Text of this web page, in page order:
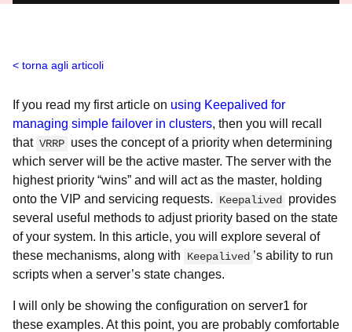
torna agli articoli
If you read my first article on using Keepalived for
managing simple failover in clusters, then you will recall
that VRRP uses the concept of a priority when determining
which server will be the active master. The server with the
highest priority “wins” and will act as the master, holding
onto the VIP and servicing requests.
Keepalived
provides
several useful methods to adjust priority based on the state
of your system. In this article, you will explore several of
these mechanisms, along with
Keepalived ’s ability to run
scripts when a server’s state changes.
I will only be showing the configuration on server1 for
these examples. At this point, you are probably comfortable